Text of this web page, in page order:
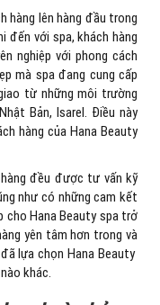
hàng lên hàng đầu trong
đến với spa, khách hàng
nghiệp với phong cách
mà spa đang cung cấp
từ những môi trường
Bản, Isarel. Điều này
hàng của Hana Beauty
đều được tư vấn kỹ
như có những cam kết
cho Hana Beauty spa trở
yên tâm hơn trong và
lựa chọn Hana Beauty
khác.